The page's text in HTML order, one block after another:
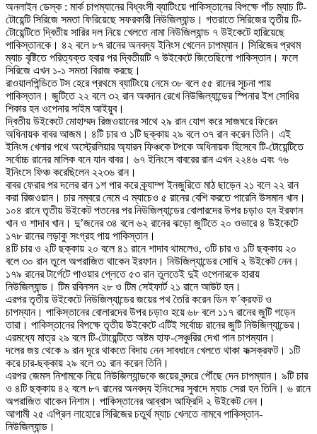
অনলাইন ডেস্ক : মার্ক চাপম্যানের বিধ্বংসী ব্যাটিংয়ে পাকিস্তানের বিপক্ষে পাঁচ ম্যাচ টি-
টোয়েন্টি সিরিজে সমতা ফিরিয়েছে সফরকারী নিউজিল্যান্ড। গতরাতে সিরিজের তৃতীয় টি-
টোয়েন্টিতে দ্বিতীয় সারির দল নিয়ে খেলতে নামা নিউজিল্যান্ড ৭ উইকেটে হারিয়েছে
পাকিস্তানকে। ৪২ বলে ৮৭ রানের অনবদ্য ইনিংস খেলেন চাপম্যান। সিরিজের প্রথম
ম্যাচ বৃষ্টিতে পরিত্যক্ত হবার পর দ্বিতীয়টি ৭ উইকেটে জিতেছিলো পাকিস্তান। ফলে
সিরিজে এখন ১-১ সমতা বিরাজ করছে।
রাওয়ালপিন্ডিতে টস হেরে প্রথমে ব্যাটিংয়ে নেমে ৩৮ বলে ৫৫ রানের সূচনা পায়
পাকিস্তান। জুটিতে ২২ বলে ৩২ রান অবদান রেখে নিউজিল্যান্ডের স্পিনার ইশ সোধির
শিকার হন ওপেনার সাইম আইয়ুব।
দ্বিতীয় উইকেটে মোহাম্মদ রিজওয়ানের সাথে ২৯ রান যোগ করে সাজঘরে ফিরেন
অধিনায়ক বাবর আজম। ৪টি চার ও ১টি ছক্কায় ২৯ বলে ৩৭ রান করেন তিনি। এই
ইনিংস খেলার পথে অস্ট্রেলিয়ার অ্যারন ফিঞ্চকে টপকে অধিনায়ক হিসেবে টি-টোয়েন্টিতে
সর্বোচ্চ রানের মালিক বনে যান বাবর। ৬৭ ইনিংসে বাবরের রান এখন ২২৪৬ এবং ৭৬
ইনিংসে ফিঞ্চ করেছিলেন ২২৩৬ রান।
বাবর ফেরার পর দলের রান ১শ পার করে ক্র্যাম্প ইনজুরিতে মাঠ ছাড়েন ২১ বলে ২২ রান
করা রিজওয়ান। চার নম্বরে নেমে এ ম্যাচেও ৫ রানের বেশি করতে পারেনি উসমান খান।
১০৪ রানে তৃতীয় উইকেট পতনের পর নিউজিল্যান্ডের বোলারদের উপর চড়াও হন ইরফান
খান ও শাদাব খান। দু’জনের ৩৪ বলে ৬২ রানের ঝড়ো জুটিতে ২০ ওভারে ৪ উইকেটে
১৭৮ রানের লড়াকু সংগ্রহ পায় পাকিস্তান।
৪টি চার ও ২টি ছক্কায় ২০ বলে ৪১ রানে শাদাব থামলেও, ৩টি চার ও ১টি ছক্কায় ২০
বলে ৩০ রান তুলে অপরাজিত থাকেন ইরফান। নিউজিল্যান্ডের সোধি ২ উইকেট নেন।
১৭৯ রানের টার্গেটে পাওয়ার প্লেতে ৫৩ রান তুলতেই দুই ওপেনারকে হারায়
নিউজিল্যান্ড। টিম রবিনসন ২৮ ও টিম সেইফার্ট ২১ রানে আউট হন।
এরপর তৃতীয় উইকেটে নিউজিল্যান্ডের জয়ের পথ তৈরি করেন ডিন ফ´ক্রফট ও
চাপম্যান। পাকিস্তানের বোলারদের উপর চড়াও হয়ে ৬৮ বলে ১১৭ রানের জুটি গড়েন
তারা। পাকিস্তানের বিপক্ষে তৃতীয় উইকেটে এটিই সর্বোচ্চ রানের জুটি নিউজিল্যান্ডের।
এরমধ্যে মাত্র ২৯ বলে টি-টোয়েন্টিতে অষ্টম হাফ-সেঞ্চুরির দেখা পান চাপম্যান।
দলের জয় থেকে ৯ রান দূরে থাকতে বিদায় নেন সাবধানে খেলতে থাকা ফক্সক্রফট। ১টি
করে চার-ছক্কায় ২৯ বলে ৩১ রান করেন তিনি।
এরপর জেমস নিশামকে নিয়ে নিউজিল্যান্ডকে জয়ের বন্দরে পৌঁছে দেন চাপম্যান। ৯টি চার
ও ৪টি ছক্কায় ৪২ বলে ৮৭ রানের অনবদ্য ইনিংসের সুবাদে ম্যাচ সেরা হন তিনি। ৬ রানে
অপরাজিত থাকেন নিশাম। পাকিস্তানের আব্বাস আফ্রিদি ২ উইকেট নেন।
আগামী ২৫ এপ্রিল লাহোরে সিরিজের চতুর্থ ম্যাচ খেলতে নামবে পাকিস্তান-
নিউজিল্যান্ড।